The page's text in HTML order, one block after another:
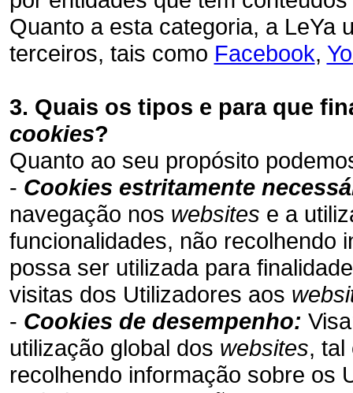
Quanto a esta categoria, a LeYa
terceiros, tais como Facebook,
3. Quais os tipos e para que
cookies?
Quanto ao seu propósito
- Cookies estritamente
navegação nos websites e a
funcionalidades, não recolhendo
possa ser utilizada para
visitas dos Utilizadores aos
- Cookies de desempenho:
utilização global dos websites, tal
recolhendo informação sobre os